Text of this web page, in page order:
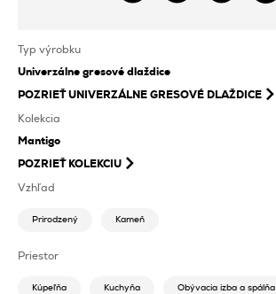
Typ výrobku
Univerzálne gresové dlaždice
POZRIEŤUNIVERZÁLNE GRESOVÉ DLAŽDICE
Kolekcia
Mantigo
POZRIEŤ KOLEKCIU
Vzhľad
Prirodzený Kameň
Priestor
Kúpeľňa Kuchyňa Obývacia izba a spálňa